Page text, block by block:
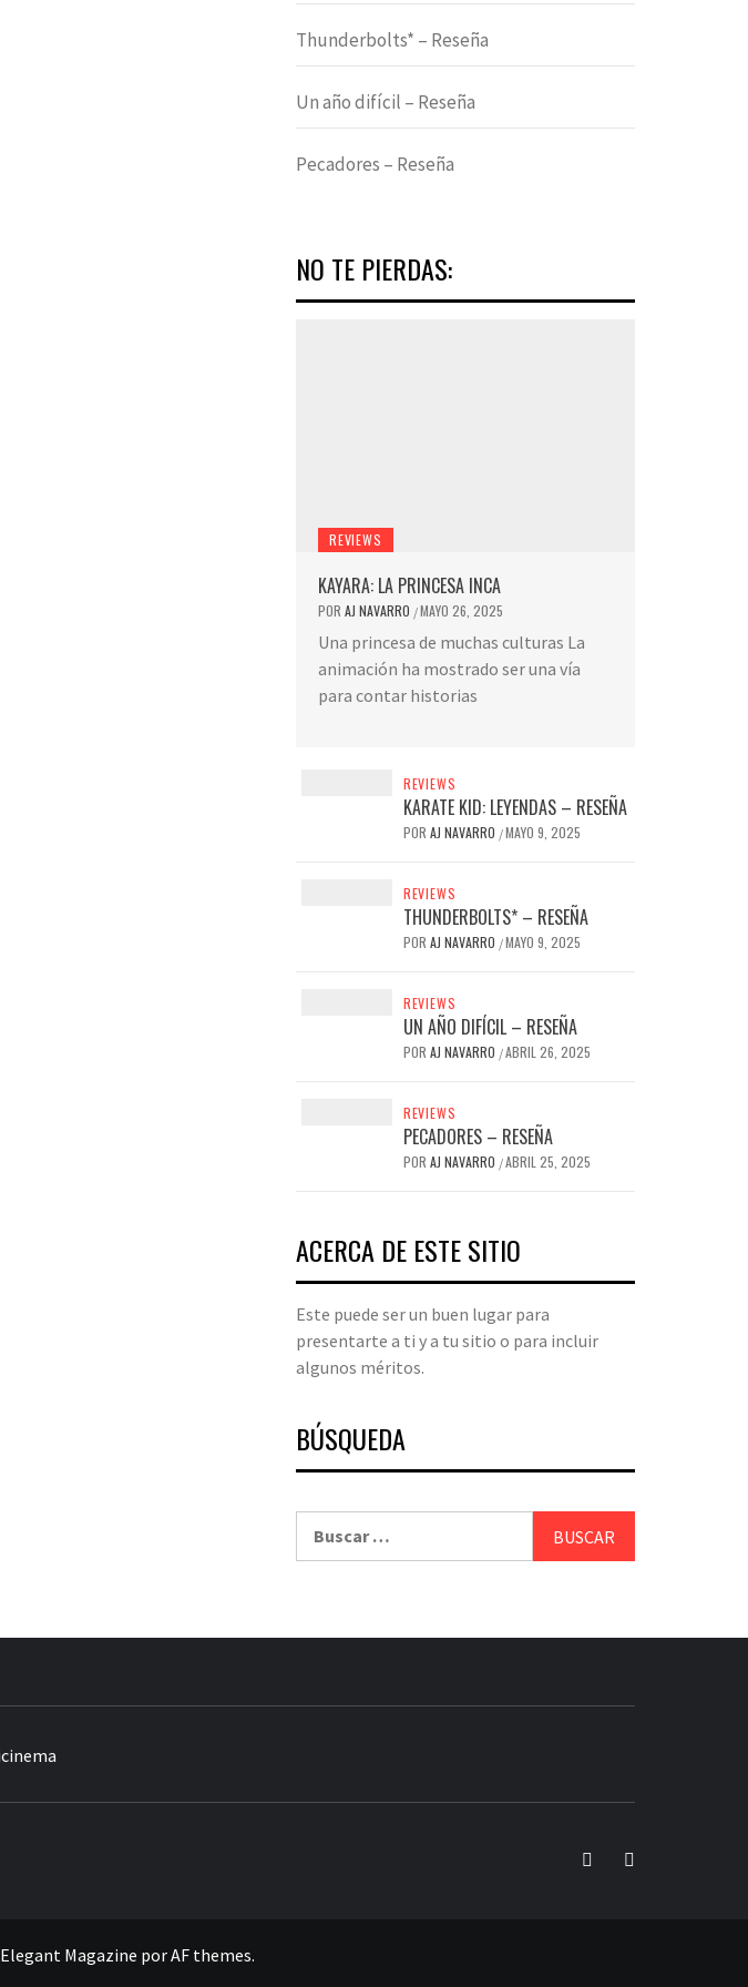
Thunderbolts* – Reseña
Un año difícil – Reseña
Pecadores – Reseña
NO TE PIERDAS:
REVIEWS
KAYARA: LA PRINCESA INCA
POR AJ NAVARRO /MAYO 26, 2025
Una princesa de muchas culturas La
animación ha mostrado ser una vía
para contar historias
REVIEWS
KARATE KID: LEYENDAS – RESEÑA
POR AJ NAVARRO /MAYO 9, 2025
REVIEWS
THUNDERBOLTS* – RESEÑA
POR AJ NAVARRO /MAYO 9, 2025
REVIEWS
UN AÑO DIFÍCIL – RESEÑA
POR AJ NAVARRO /ABRIL 26, 2025
REVIEWS
PECADORES – RESEÑA
POR AJ NAVARRO /ABRIL 25, 2025
ACERCA DE ESTE SITIO
Este puede ser un buen lugar para
presentarte a ti y a tu sitio o para incluir
algunos méritos.
BÚSQUEDA
TwitterFacebook
Elegant Magazine porAF themes.